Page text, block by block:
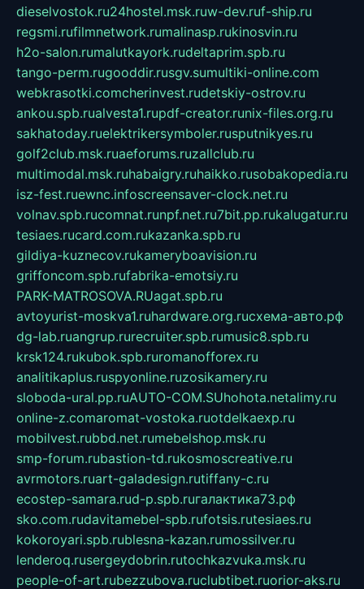
dieselvostok.ru24hostel.msk.ruw-dev.ruf-ship.ru
regsmi.rufilmnetwork.rumalinasp.rukinosvin.ru
h2o-salon.rumalutkayork.rudeltaprim.spb.ru
tango-perm.rugooddir.rusgv.sumultiki-online.com
webkrasotki.comcherinvest.rudetskiy-ostrov.ru
ankou.spb.rualvesta1.rupdf-creator.runix-files.org.ru
sakhatoday.ruelektrikersymboler.rusputnikyes.ru
golf2club.msk.ruaeforums.ruzallclub.ru
multimodal.msk.ruhabaigry.ruhaikko.rusobakopedia.ru
isz-fest.ruewnc.infoscreensaver-clock.net.ru
volnav.spb.rucomnat.runpf.net.ru7bit.pp.rukalugatur.ru
tesiaes.rucard.com.rukazanka.spb.ru
gildiya-kuznecov.rukameryboavision.ru
griffoncom.spb.rufabrika-emotsiy.ru
PARK-MATROSOVA.RUagat.spb.ru
avtoyurist-moskva1.ruhardware.org.ruсхема-авто.рф
dg-lab.ruangrup.rurecruiter.spb.rumusic8.spb.ru
krsk124.rukubok.spb.ruromanofforex.ru
analitikaplus.ruspyonline.ruzosikamery.ru
sloboda-ural.pp.ruAUTO-COM.SUhohota.netalimy.ru
online-z.comaromat-vostoka.ruotdelkaexp.ru
mobilvest.rubbd.net.rumebelshop.msk.ru
smp-forum.rubastion-td.rukosmoscreative.ru
avrmotors.ruart-galadesign.rutiffany-c.ru
ecostep-samara.rud-p.spb.ruгалактика73.рф
sko.com.rudavitamebel-spb.rufotsis.rutesiaes.ru
kokoroyari.spb.rublesna-kazan.rumossilver.ru
lenderoq.rusergeydobrin.rutochkazvuka.msk.ru
people-of-art.rubezzubova.ruclubtibet.ruorior-aks.ru